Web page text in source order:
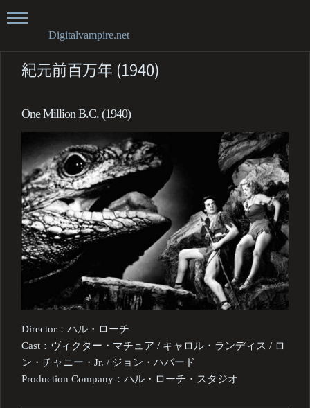
Digitalvampire.net
紀元前百万年 (1940)
One Million B.C. (1940)
Director：ハル・ローチ
Cast：ヴィクター・マチュア / キャロル・ランディス / ロ
ン・チャニー・Jr. / ジョン・ハバード
Production Company：ハル・ローチ・スタジオ